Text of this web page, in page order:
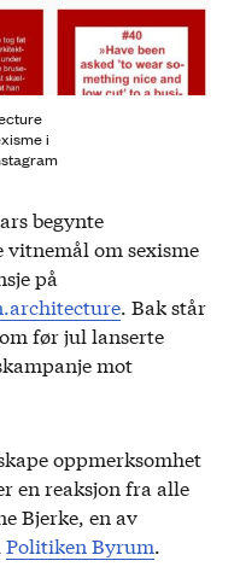
i
begynte
vitnemål om sexisme
på
. Bak står
før jul lanserte
mot
oppmerksomhet
en reaksjon fra alle
Bjerke, en av
Politiken Byrum.